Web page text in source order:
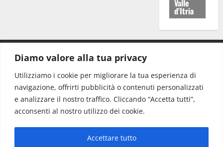
Diamo valore alla tua privacy
Utilizziamo i cookie per migliorare la tua esperienza di
navigazione, offrirti pubblicità o contenuti personalizzati
e analizzare il nostro traffico. Cliccando “Accetta tutti”,
acconsenti al nostro utilizzo dei cookie.
Accettare tutto
Valle
d'Itria
Redazione: redazione@www.martinasera.it
Direttore:direttore@www.martinasera.it
Info & Commerciale:info@www.martinasera.it